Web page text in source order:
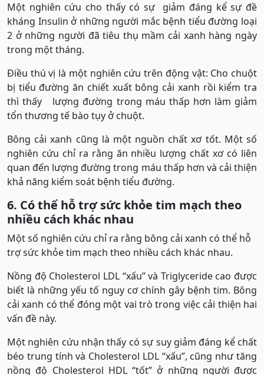
Một nghiên cứu cho thấy có sự giảm đáng kể sự đề
kháng Insulin ở những người mắc bệnh tiểu đường loại
2 ở những người đã tiêu thụ mầm cải xanh hàng ngày
trong một tháng.
Điều thú vị là một nghiên cứu trên động vật: Cho chuột
bị tiểu đường ăn chiết xuất bông cải xanh rồi kiểm tra
thì thấy lượng đường trong máu thấp hơn làm giảm
tổn thương tế bào tụy ở chuột.
Bông cải xanh cũng là một nguồn chất xơ tốt. Một số
nghiên cứu chỉ ra rằng ăn nhiều lượng chất xơ có liên
quan đến lượng đường trong máu thấp hơn và cải thiện
khả năng kiểm soát bệnh tiểu đường.
6. Có thể hỗ trợ sức khỏe tim mạch theo
nhiều cách khác nhau
Một số nghiên cứu chỉ ra rằng bông cải xanh có thể hỗ
trợ sức khỏe tim mạch theo nhiều cách khác nhau.
Nồng độ Cholesterol LDL “xấu” và Triglyceride cao được
biết là những yếu tố nguy cơ chính gây bệnh tim. Bông
cải xanh có thể đóng một vai trò trong việc cải thiện hai
vấn đề này.
Một nghiên cứu nhận thấy có sự suy giảm đáng kể chất
béo trung tính và Cholesterol LDL “xấu”, cũng như tăng
nồng độ Cholesterol HDL “tốt” ở những người được